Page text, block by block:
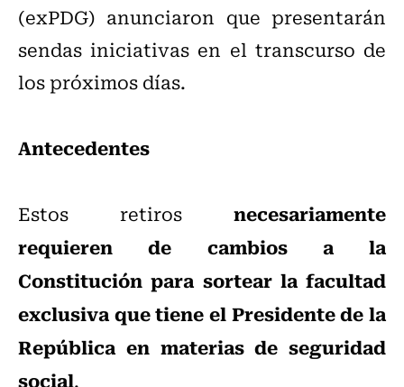
(exPDG) anunciaron que presentarán
sendas iniciativas en el transcurso de
los próximos días.
Antecedentes
Estos retiros necesariamente
requieren de cambios a la
Constitución para sortear la facultad
exclusiva que tiene el Presidente de la
República en materias de seguridad
social.